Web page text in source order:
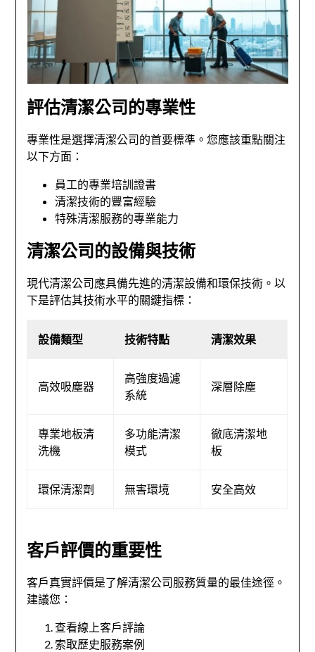
評估清潔公司的專業性
專業性是選擇清潔公司的首要標準。您應該重點關注
以下方面：
員工的專業培訓證書
清潔技術的豐富經驗
特殊清潔服務的專業能力
清潔公司的設備與技術
現代清潔公司應具備先進的清潔設備和環保技術。以
下是評估其技術水平的關鍵指標：
設備類型 技術特點 清潔效果
高效吸塵器
高強度過濾
系統
深層除塵
專業地板清
洗機
多功能清潔
模式
徹底清潔地
板
環保清潔劑 無害環境 安全高效
客戶評價的重要性
客戶真實評價是了解清潔公司服務質量的最佳途徑。
建議您：
查看線上客戶評論
索取歷史服務案例